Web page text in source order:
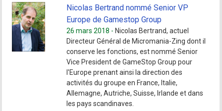
Nicolas Bertrand nommé Senior VP
Europe de Gamestop Group
26 mars 2018 - Nicolas Bertrand, actuel
Directeur Général de Micromania-Zing dont il
conserve les fonctions, est nommé Senior
Vice President de GameStop Group pour
l'Europe prenant ainsi la direction des
activités du groupe en France, Italie,
Allemagne, Autriche, Suisse, Irlande et dans
les pays scandinaves.